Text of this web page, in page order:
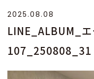
2025.08.08
LINE_ALBUM_エ
107_250808_31